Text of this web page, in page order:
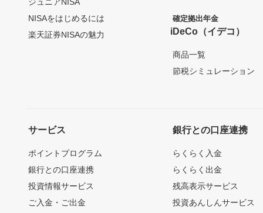
NISAをはじめるには
楽天証券NISAの魅力
確定拠出年金
iDeCo（イデコ）
商品一覧
節税シミュレーション
サービス
ポイントプログラム
銀行との口座連携
投資情報サービス
ご入金・ご出金
銀行との口座連携
らくらく入金
らくらく出金
残高表示サービス
投資あんしんサービス